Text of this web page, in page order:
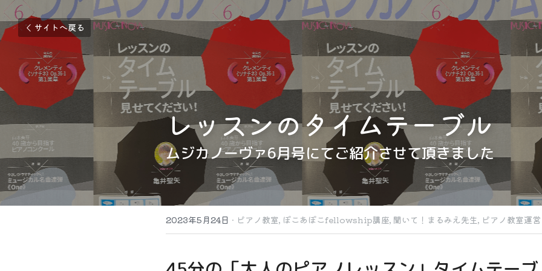
サイトへ戻る
レッスンのタイムテーブル
ムジカノーヴァ6月号にてご紹介させて頂きました
2023年5月24日 · ピアノ教室, ぽこあぽこfellowship講座, 聞いて！まるみえ先生, ピアノ教室運営